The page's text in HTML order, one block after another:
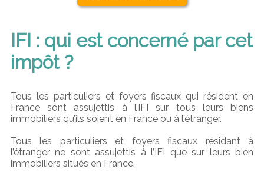
IFI : qui est concerné par cet
impôt ?
Tous les particuliers et foyers fiscaux qui résident en
France sont assujettis à l’IFI sur tous leurs biens
immobiliers qu’ils soient en France ou à l’étranger.
Tous les particuliers et foyers fiscaux résidant à
l’étranger ne sont assujettis à l’IFI que sur leurs bien
immobiliers situés en France.